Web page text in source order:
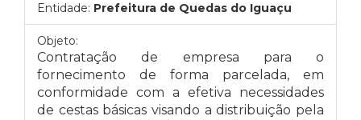
Entidade: Prefeitura de Quedas do Iguaçu
Objeto:
Contratação de empresa para o
fornecimento de forma parcelada, em
conformidade com a efetiva necessidades
de cestas básicas visando adistribuição pela